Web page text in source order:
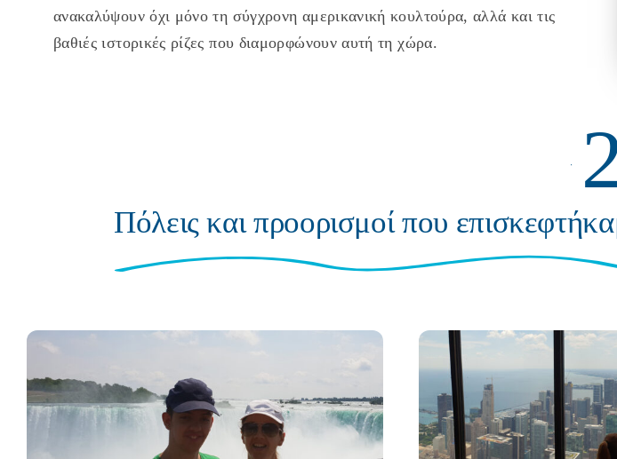
ανακαλύψουν όχι μόνο τη σύγχρονη αμερικανική κουλτούρα, αλλά και τις
βαθιές ιστορικές ρίζες που διαμορφώνουν αυτή τη χώρα.
Πόλεις και προορισμοί που